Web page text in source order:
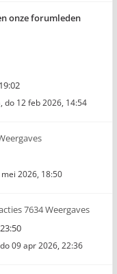
onze forumleden
, do 12 feb 2026, 14:54
2026, 18:50
7634 Weergaves
do 09 apr 2026, 22:36